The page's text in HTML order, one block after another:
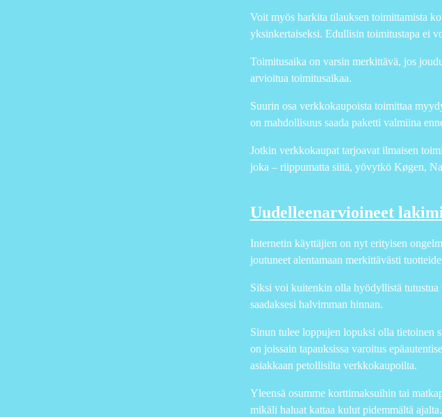
Voit myös harkita tilauksen toimittamista
yksinkertaiseksi. Edullisin toimitustapa ei
Toimitusaika on varsin merkittävä, jos
arvioitua toimitusaikaa.
Suurin osa verkkokaupoista toimittaa
on mahdollisuus saada paketti valmiina
Jotkin verkkokaupat tarjoavat ilmaisen
joka – riippumatta siitä, yövytkö Køgen,
Uudelleenarvioineet
Internetin käyttäjien on nyt erityisen
joutuneet alentamaan merkittävästi
Siksi voi kuitenkin olla hyödyllistä tutustua
saadaksesi halvimman hinnan.
Sinun tulee loppujen lopuksi olla tietoinen
on joissain tapauksissa varoitus
asiakkaan petollisilta verkkokaupoilta.
Yleensä osumme korttimaksuihin tai
mikäli haluat kattaa kulut pidemmältä ajalta.